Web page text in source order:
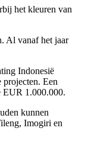
het kleuren van
Al vanaf het jaar
Indonesië
projecten. Een
EUR 1.000.000.
kunnen
Imogiri en